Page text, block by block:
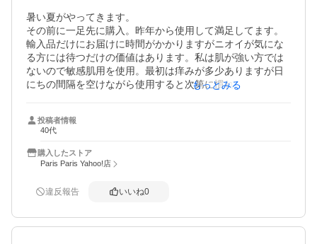
暑い夏がやってきます。
その前に一足先に購入。昨年から使用して満足してます。
輸入品だけにお届けに時間がかかりますがニオイが気にな
る方には待つだけの価値はあります。私は肌が強い方では
ないので敏感肌用を使用。最初は痒みが多少ありますが日
にちの間隔を空けながら使用すると次第に慣れてきます。
もっとみる
投稿者情報
40代
購入したストア
Paris Paris Yahoo!店
違反報告 いいね0